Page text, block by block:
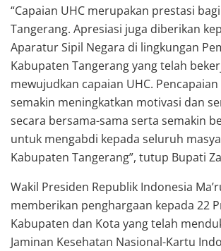
“Capaian UHC merupakan prestasi
Tangerang. Apresiasi juga diberikan
Aparatur Sipil Negara di lingkungan
Kabupaten Tangerang yang telah
mewujudkan capaian UHC.
semakin meningkatkan motivasi dan
secara bersama-sama serta semakin
untuk mengabdi kepada seluruh
Kabupaten Tangerang”, tutup Bupati
Wakil Presiden Republik Indonesia
memberikan penghargaan kepada 22
Kabupaten dan Kota yang telah
Jaminan Kesehatan Nasional-Kartu